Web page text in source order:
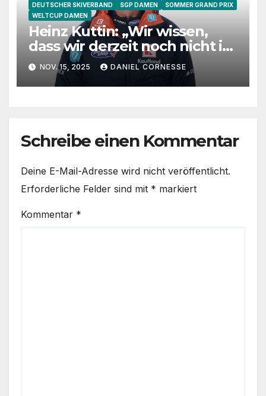
DEUTSCHER SKIVERBAND SGP DAMEN
SOMMER GRAND PRIX
WELTCUP DAMEN
Heinz Kuttin: „Wir wissen,
dass wir derzeit noch nicht in
Hochform sind“
NOV. 15, 2025 DANIEL CORNESSE
Schreibe einen Kommentar
Deine E-Mail-Adresse wird nicht veröffentlicht.
Erforderliche Felder sind mit * markiert
Kommentar *